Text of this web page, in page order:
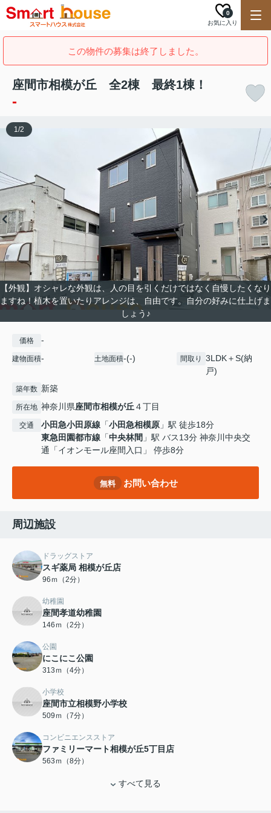
お気に入り
0
この物件の募集は終了しました。
座間市相模が丘 全2棟 最終1棟！
-
【外観】オシャレな外観は、人の目を引くだけではなく自慢したくなり
ますね！植木を置いたりアレンジは、自由です。自分の好みに仕上げま
しょう♪
1/2
価格 -
建物面積- 土地面積-(-) 間取り
3LDK＋S(納
戸)
築年数 新築
所在地 神奈川県座間市相模が丘４丁目
交通 小田急小田原線 「小田急相模原 」駅 徒歩18分
東急田園都市線 「中央林間 」駅 バス13分 神奈川中央交
通「イオンモール座間入口」 停歩8分
無料 お問い合わせ
周辺施設
ドラッグストア
スギ薬局 相模が丘店
96ｍ（2分）
幼稚園
座間孝道幼稚園
146ｍ（2分）
公園
にこにこ公園
313ｍ（4分）
小学校
座間市立相模野小学校
509ｍ（7分）
コンビニエンスストア
ファミリーマート相模が丘5丁目店
563ｍ（8分）
すべて見る